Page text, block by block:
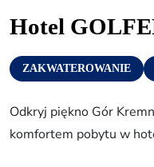
Zvolen
Krupina
Centra informacyjne
Hotel
ZAKWATEROWANIE
Odkryj piękno Gór
komfortem pobytu w